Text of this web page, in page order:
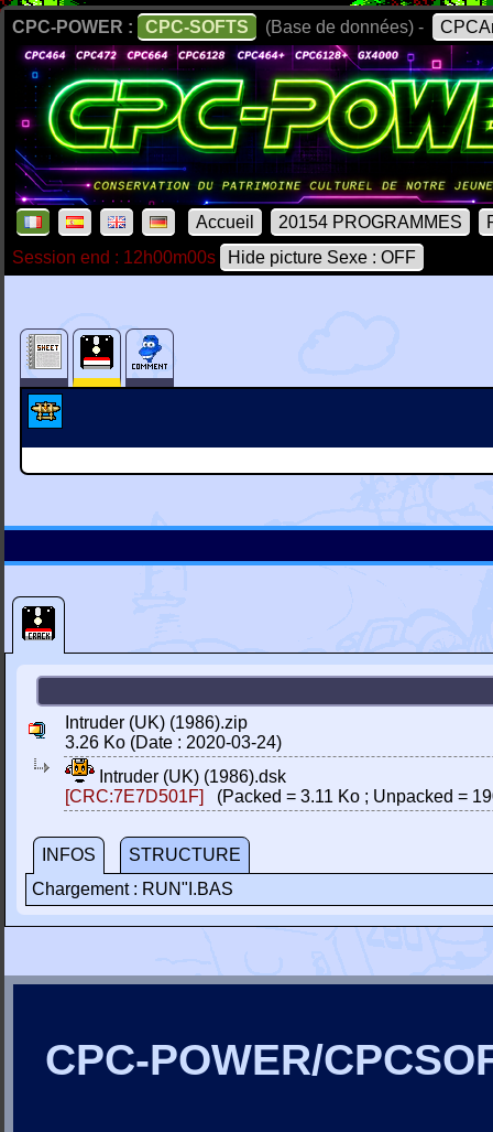
CPC-POWER : CPC-SOFTS (Base de données) -
Accueil 20154 PROGRAMMES
Session end : 12h00m00s
Hide picture Sexe : OFF
Intruder (UK) (1986).zip
3.26 Ko (Date : 2020-03-24)
Intruder (UK) (1986).dsk
[CRC:7E7D501F]
(Packed = 3.11 Ko ; Unpacked =
INFOS
STRUCTURE
Chargement : RUN"I.BAS
CPC-POWER/